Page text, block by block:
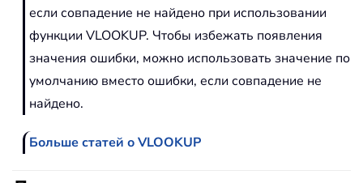
если совпадение не найдено при использовании
функции VLOOKUP. Чтобы избежать появления
значения ошибки, можно использовать значение по
умолчанию вместо ошибки, если совпадение не
найдено.
Больше статей о VLOOKUP